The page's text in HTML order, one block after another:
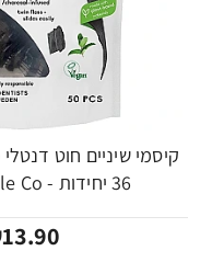
קיסמי שיניים חוט
36 יחידות - The Humble Co